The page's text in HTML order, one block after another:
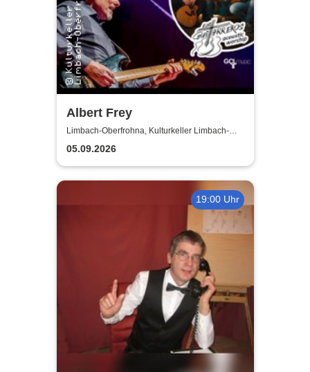
Albert Frey
Limbach-Oberfrohna, Kulturkeller Limbach-
Oberfrohna
05.09.2026
19:00 Uhr